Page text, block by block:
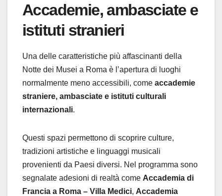
Accademie, ambasciate e
istituti stranieri
Una delle caratteristiche più affascinanti della
Notte dei Musei a Roma è l’apertura di luoghi
normalmente meno accessibili, come accademie
straniere, ambasciate e istituti culturali
internazionali.
Questi spazi permettono di scoprire culture,
tradizioni artistiche e linguaggi musicali
provenienti da Paesi diversi. Nel programma sono
segnalate adesioni di realtà come Accademia di
Francia a Roma – Villa Medici, Accademia